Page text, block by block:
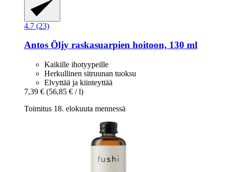
4.7 (23)
Antos Öljy raskasuarpien hoitoon, 130 ml
Kaikille ihotyypeille
Herkullinen sitruunan tuoksu
Elvyttää ja kiinteyttää
7,39 € (56,85 € / l)
Toimitus 18. elokuuta mennessä